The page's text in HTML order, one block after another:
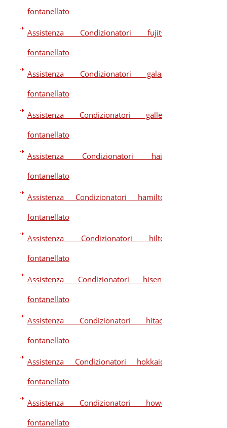
fontanellato
Assistenza Condizionatori fujitsu
fontanellato
Assistenza Condizionatori galanz
fontanellato
Assistenza Condizionatori galletti
fontanellato
Assistenza Condizionatori haier
fontanellato
Assistenza Condizionatori hamilton
fontanellato
Assistenza Condizionatori hilton
fontanellato
Assistenza Condizionatori hisense
fontanellato
Assistenza Condizionatori hitachi
fontanellato
Assistenza Condizionatori hokkaido
fontanellato
Assistenza Condizionatori howell
fontanellato